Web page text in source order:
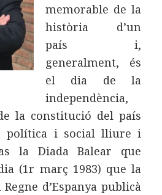
memorable de la
història d’un
país i,
generalment, és
el dia de la
independència,
la constitució del país
política i social lliure i
la Diada Balear que
(1r març 1983) que la
d’Espanya publicà